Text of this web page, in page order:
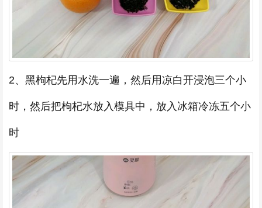
2、黑枸杞先用水洗一遍，然后用凉白开浸泡三个小
时，然后把枸杞水放入模具中，放入冰箱冷冻五个小
时